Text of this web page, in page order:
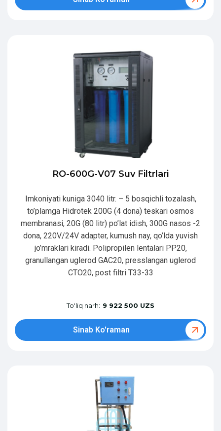
RO-600G-V07 Suv Filtrlari
Imkoniyati kuniga 3040 litr. – 5 bosqichli tozalash,
to’plamga Hidrotek 200G (4 dona) teskari osmos
membranasi, 20G (80 litr) po’lat idish, 300G nasos -2
dona, 220V/24V adapter, kumush nay, qo’lda yuvish
jo’mraklari kiradi. Polipropilen lentalari PP20,
granullangan uglerod GAC20, presslangan uglerod
CTO20, post filtri T33-33
To'liq narh: 9 922 500 UZS
Sinab Ko'raman